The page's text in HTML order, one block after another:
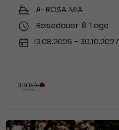
A-ROSA MIA
Reisedauer: 8 Tage
13.08.2026 - 30.10.2027